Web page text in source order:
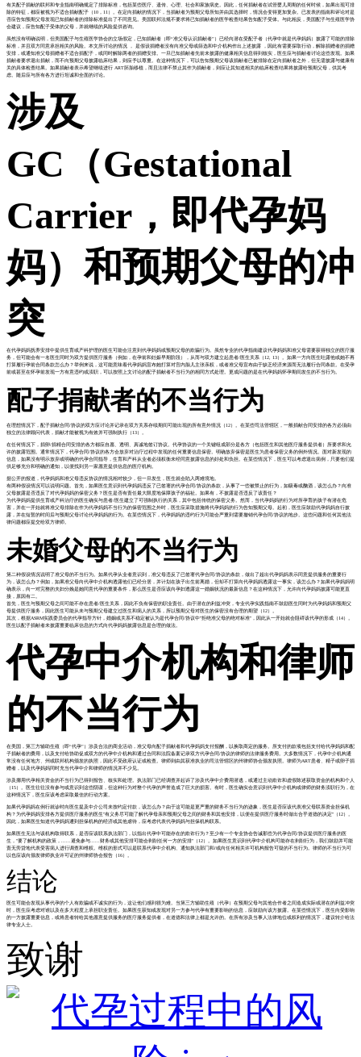
有关配子捐献的联邦和专业指南明确规定了排除标准，包括某些医疗、遗传、心理、社会和家族病史。因此，任何捐献者在试管婴儿周期的任何时候，如果出现可排
除的特征，都应被视为不适合捐献配子（10，11）。在定向捐献的情况下，当捐献者为预期父母所知并由其选择时，情况会变得更加复杂。已发表的指南和评论对是
否应告知预期父母发现已知捐献者的排除标准提出了不同意见。美国联邦法规不要求将已知捐献者的医学检查结果告知配子受体。与此相反，美国配子与生殖医学协
会建议，应告知配子受体的父母，并就继续的风险提供咨询。
虽然没有明确说明，但美国配子与生殖医学协会的立场假定，已知捐献者（即“准父母认识捐献者”）已经向潜在受配子者（代孕中就是代孕妈妈）披露了可能的排除
标准，并且双方同意承担相关的风险。本文所讨论的情况 ， 是假设捐赠者没有向准父母或筛选和中介机构作出上述披露 ，因此有需要採取行动，解除捐赠者的捐赠
安排，或通知准父母捐赠者不适合捐配子，或同时解除两者的捐赠安排。一旦已知捐献者先前未披露的健康相关信息得到核实，医生应与捐献者讨论这些发现。如果
捐献者要求退出捐献，而不向预期父母披露临床结果，则应予以尊重。在这种情况下，可以告知预期父母该捐献者已被排除在定向捐献者之外，但无需披露与健康有
关的具体检查结果。如果捐献者表示希望继续进行 ART胚胎移植，而且法律不禁止其作为捐献者，则应让其知道相关的临床检查结果将披露给预期父母，供其考
虑。随后应与所有各方进行坦诚和全面的讨论。
涉及
GC（Gestational
Carrier，即代孕妈
妈）和预期父母的冲
突
在代孕妈妈抚养安排中提供生育或产科护理的医生可能会注意到代孕妈妈或预期父母的欺骗行为。虽然专业的代孕指南建议代孕妈妈和准父母需要获得独立的医疗服
务，但可能会有一名医生同时为双方提供医疗服务（例如，在孕前和妊娠早期阶段），从而与双方建立起患者/医生关系（12, 13）。如果一方向医生吐露他或她不再
打算履行孕前合同条款怎么办？举例来说，这可能意味着代孕妈妈宣布她打算对宫内胎儿主张亲权，或者准父母宣布由于缺乏经济来源而无法履行合同条款。在受孕
前或甚至在怀孕前发现一方有意违约或渎职，可以按照上文讨论的配子捐献者不当行为的相同方式处理。更成问题的是在代孕妈妈怀孕期间发生的不当行为。
配子捐献者的不当行为
在理想情况下，配子捐献合同/协议的双方应讨论并记录在双方关系存续期间可能出现的所有意外情况（12）。在某些司法管辖区，一般捐献合同安排的各方必须由
独立的法律顾问代表，捐献才能被视为有效并可强制执行（13）。
在任何情况下，捐卵/捐精合同安排的各方都应自愿、透明、真诚地签订协议。代孕协议的一个关键组成部分是各方（包括医生和其他医疗服务提供者）所要求和允
许的披露范围。通常情况下，代孕合同/协议的各方会放弃对治疗过程中发现的任何重要信息保密。明确放弃保密是医生为患者保密义务的例外情况。面对新发现的
信息，如果没有明示放弃或明确的代孕合同指导，生育和产科从业者必须权衡未经同意披露信息的好处和负担。在某些情况下，医生可以考虑退出病例，只要他们提
供足够充分和明确的通知，以便找到另一家愿意提供信息的医疗机构。
据公开的报道，代孕妈妈和准父母违反协议的情况相对较少，但一旦发生，医生就会陷入两难境地。
有两种假设情况可以说明问题。首先，如果医生意识到代孕妈妈违反了已签署的代孕合同/协议的条款，从事了一些被禁止的行为，如吸毒或酗酒，该怎么办？向准
父母披露是否违反了对代孕妈妈的保密义务？医生是否有责任最大限度地保障孩子的福祉。如果有，不披露是否违反了该责任？
为代孕妈妈提供生育或产科治疗的医生确实与患者/医生建立了可强制执行的关系，其中包括传统的保密义务。然而，当代孕妈妈的行为对所孕育的孩子有潜在危
害，并在一开始就将准父母排除在作为代孕妈妈不当行为的保密范围之外时，医生应采取措施将代孕妈妈的行为告知预期父母。起初，医生应鼓励代孕妈妈自行披
露，并在短暂的时间后与预期父母讨论代孕妈妈的行为。在某些情况下，代孕妈妈的违约行为可能会严重到需要撤销代孕合同/协议的地步。这些问题和任何其他法
律问题都应提交给双方律师。
未婚父母的不当行为
第二种假设情况说明了准父母的不当行为。如果代孕从业者意识到，准父母违反了已签署代孕合同/协议的条款，做出了超出代孕妈妈表示同意提供服务的重要行
为，该怎么办？例如，如果准父母向代孕中介机构透露他们已经分居，并计划在孩子出生前离婚，但却不打算向代孕妈妈透露这一事实，该怎么办？如果代孕妈妈明
确表示，向一对完整的夫妇分娩是她同意代孕的重要条件，那么医生是否应该向孕妇透露这一婚姻状况的最新信息？在这种情况下，允许向代孕妈妈披露可能更直
接，原因有二。
首先，医生与预期父母之间可能不存在患者/医生关系，因此不负有保密的职业责任。由于潜在的利益冲突，专业代孕实践指南不鼓励医生同时为代孕妈妈和预期父
母提供医疗服务，因此医生可能从未与预期父母建立过医生和病人的关系，所以预期父母对医生的保密没有合理的期望（12）。
其次，根据ASRM实践委员会的代孕指导方针，婚姻或关系不稳定被认为是代孕合同/协议中"拒绝准父母的绝对标准"，因此从一开始就会阻碍该代孕的形成（14）。
医生以配子捐献者未披露重要临床信息的方式向代孕妈妈披露信息是合理的做法。
代孕中介机构和律师
的不当行为
在美国，第三方辅助生殖（即“代孕”）涉及合法的商业活动，准父母向配子捐献者和代孕妈妈支付报酬，以换取商定的服务。所支付的款项包括支付给代孕妈妈和配
子捐献者的费用，以及支付给协助促成双方的代孕中介机构和通过合同和法院备案记录双方代孕合同/协议的律师的法律服务费用。大多数情况下，代孕中介机构通
常没有任何地方、州或联邦机构颁发的执照，因此不受政府认证或检查。律师则由其获准执业的司法管辖区的州律师协会颁发执照。律师为ART患者、精子或卵子捐
赠者，以及代孕妈妈同时充当代孕中介和律师的情况并不少见。
涉及挪用代孕相关资金的不当行为已得到报告、核实和处理。执法部门已经调查并起诉了涉及代孕中介费用潜逃，或通过主动欺诈和虚假陈述获取资金的机构和个人
（15）。医生往往没有参与或意识到这些阴谋，但这种行为对整个代孕的声誉造成了巨大的损害。有时，医生确实会意识到代孕中介机构或律师的财务渎职行为，在
这种情况下，医生应该考虑采取最佳的行动方案。
如果代孕妈妈在例行就诊时向医生提及中介公司未按约定付款，该怎么办？由于这可能是更严重的财务不当行为的迹象，医生是否应该代表准父母联系资金担保机
构？为代孕妈妈安排各方提供医疗服务的医生"有义务尽可能了解代孕母亲和预期父母之间的财务和其他安排，以便在提供医疗服务时做出合乎道德的决定"（12）。
因此，如果医生知道代孕妈妈遭到担保机构的经济或其他虐待，应考虑代表代孕妈妈与担保机构联系。
如果医生无法与该机构取得联系，是否应该联系执法部门，以指出代孕中可能存在的欺诈行为？至少有一个专业协会告诫那些为代孕合同/协议提供医疗服务的医
生，"要了解机构的政策，......避免参与......财务或其他安排可能会剥削任何一方的安排"（12）。如果医生意识到代孕中介机构可能存在剥削行为，我们鼓励并可能
责无旁贷地代表受害病人进行调查和维权。维权的形式可以是联系代孕中介机构、通知执法部门和/或向任何相关许可机构报告可疑的不当行为。律师的不当行为可
以也应该向颁发律师执业许可证的州律师协会报告（16）。
结论
医生可能会发现从事代孕的个人有欺骗或不诚实的行为，这让他们感到很为难。当第三方辅助生殖（代孕）在预期父母与其他合作者之间造成实际或潜在的利益冲突
时，医生应考虑对谁以及在多大程度上承担职业责任。如果医生获知或发现对另一方参与代孕有重要影响的信息，应鼓励向该方披露。在某些情况下，医生向受影响
的一方披露重要信息，或将患者转给其他愿意提供服务的医疗服务提供者，在道德和法律上都是允许的。在所有涉及当事人法律地位或权利的情况下，建议转介给法
律专业人士。
致谢